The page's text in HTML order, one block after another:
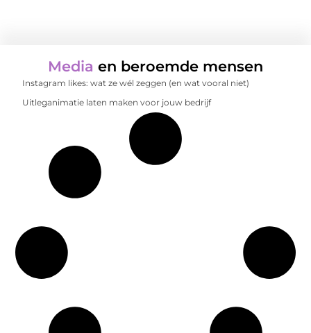
Media en beroemde mensen
Instagram likes: wat ze wél zeggen (en wat vooral niet)
Uitleganimatie laten maken voor jouw bedrijf